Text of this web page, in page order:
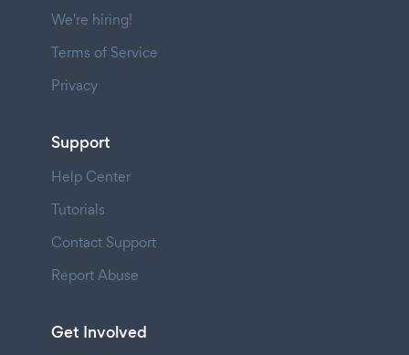
We're hiring!
Terms of Service
Privacy
Support
Help Center
Tutorials
Contact Support
Report Abuse
Get Involved